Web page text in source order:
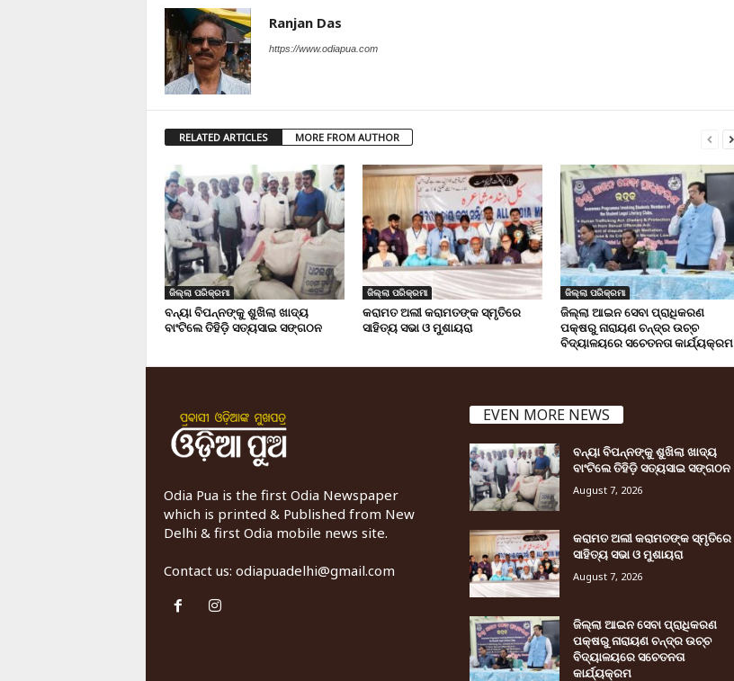
Ranjan Das
https://www.odiapua.com
RELATED ARTICLES MORE FROM AUTHOR
ଜିଲ୍ଲା ପରିକ୍ରମା
ବନ୍ୟା ବିପନ୍ନଙ୍କୁ ଶୁଖିଲା ଖାଦ୍ୟ
ବାଂଟିଲେ ତିହିଡି଼ ସତ୍ୟସାଇ ସଙ୍ଗଠନ
ଜିଲ୍ଲା ପରିକ୍ରମା
କରାମତ ଅଲୀ କରାମତଙ୍କ ସ୍ମୃତିରେ
ସାହିତ୍ୟ ସଭା ଓ ମୁଶାୟରା
ଜିଲ୍ଲା ପରିକ୍ରମା
ଜିଲ୍ଲା ଆଇନ ସେବା ପ୍ରାଧିକରଣ
ପକ୍ଷରୁ ନାରାୟଣ ଚନ୍ଦ୍ର ଉଚ୍ଚ
ବିଦ୍ୟାଳୟରେ ସଚେତନତା କାର୍ଯ୍ୟକ୍ରମ
Odia Pua is the first Odia Newspaper
which is printed & Published from New
Delhi & first Odia mobile news site.
Contact us: odiapuadelhi@gmail.com
EVEN MORE NEWS
ବନ୍ୟା ବିପନ୍ନଙ୍କୁ ଶୁଖିଲା ଖାଦ୍ୟ
ବାଂଟିଲେ ତିହିଡି଼ ସତ୍ୟସାଇ ସଙ୍ଗଠନ
August 7, 2026
କରାମତ ଅଲୀ କରାମତଙ୍କ ସ୍ମୃତିରେ
ସାହିତ୍ୟ ସଭା ଓ ମୁଶାୟରା
August 7, 2026
ଜିଲ୍ଲା ଆଇନ ସେବା ପ୍ରାଧିକରଣ
ପକ୍ଷରୁ ନାରାୟଣ ଚନ୍ଦ୍ର ଉଚ୍ଚ
ବିଦ୍ୟାଳୟରେ ସଚେତନତା
କାର୍ଯ୍ୟକ୍ରମ